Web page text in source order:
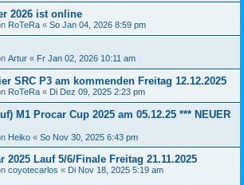
2026 ist online
RoTeRa « So Jan 04, 2026 8:59 pm
Artur « Fr Jan 02, 2026 10:11 am
SRC P3 am kommenden Freitag 12.12.2025
RoTeRa « Di Dez 09, 2025 2:23 pm
M1 Procar Cup 2025 am 05.12.25 *** NEUER
Heiko « So Nov 30, 2025 6:43 pm
2025 Lauf 5/6/Finale Freitag 21.11.2025
coyotecarlos « Di Nov 18, 2025 5:19 am